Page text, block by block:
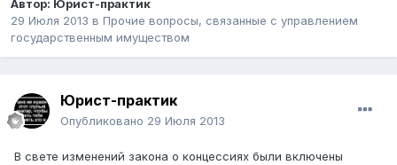
Автор: Юрист-практик
29 Июля 2013 в Прочие вопросы, связанные с управлением
государственным имуществом
Юрист-практик
Опубликовано 29 Июля 2013
В свете изменений закона о концессиях были включены